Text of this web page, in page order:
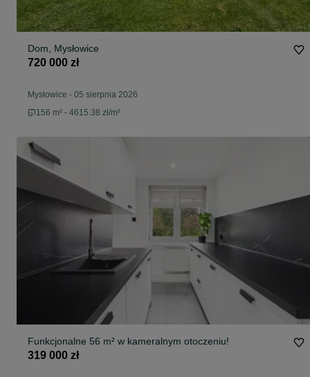
Dom, Mysłowice
720 000 zł
Mysłowice - 05 sierpnia 2026
156 m² - 4615.38 zł/m²
Funkcjonalne 56 m² w kameralnym otoczeniu!
319 000 zł